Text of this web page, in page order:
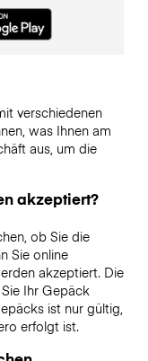
verschiedenen
was Ihnen am
aus, um die
akzeptiert?
ob Sie die
Sie online
akzeptiert. Die
Ihr Gepäck
ist nur gültig,
erfolgt ist.